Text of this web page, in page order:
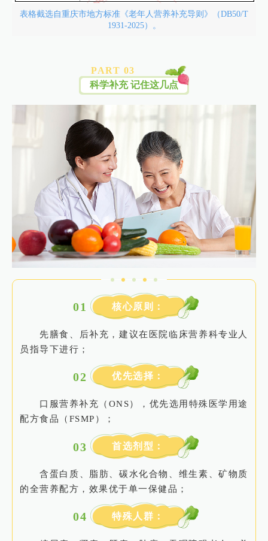
表格截选自重庆市地方标准《老年人营养补充导则》（DB50/T
1931-2025）。
PART 03
科学补充 记住这几点
01 核心原则：
先膳食、后补充，建议在医院临床营养科专业人
员指导下进行；
02 优先选择：
口服营养补充（ONS），优先选用特殊医学用途
配方食品（FSMP）；
03 首选剂型：
含蛋白质、脂肪、碳水化合物、维生素、矿物质
的全营养配方，效果优于单一保健品；
04 特殊人群：